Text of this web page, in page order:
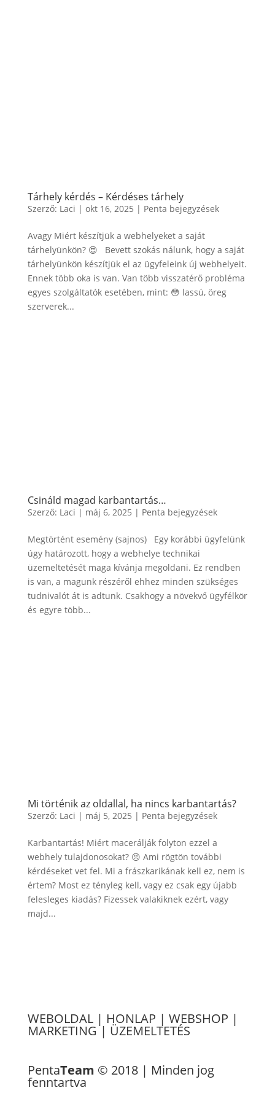
Tárhely kérdés – Kérdéses tárhely
Szerző: Laci | okt 16, 2025 | Penta bejegyzések
Avagy Miért készítjük a webhelyeket a saját
tárhelyünkön? 😍 Bevett szokás nálunk, hogy a saját
tárhelyünkön készítjük el az ügyfeleink új webhelyeit.
Ennek több oka is van. Van több visszatérő probléma
egyes szolgáltatók esetében, mint: 😳 lassú, öreg
szerverek...
Csináld magad karbantartás…
Szerző: Laci | máj 6, 2025 | Penta bejegyzések
Megtörtént esemény (sajnos) Egy korábbi ügyfelünk
úgy határozott, hogy a webhelye technikai
üzemeltetését maga kívánja megoldani. Ez rendben
is van, a magunk részéről ehhez minden szükséges
tudnivalót át is adtunk. Csakhogy a növekvő ügyfélkör
és egyre több...
Mi történik az oldallal, ha nincs karbantartás?
Szerző: Laci | máj 5, 2025 | Penta bejegyzések
Karbantartás! Miért macerálják folyton ezzel a
webhely tulajdonosokat? 😣 Ami rögtön további
kérdéseket vet fel. Mi a frászkarikának kell ez, nem is
értem? Most ez tényleg kell, vagy ez csak egy újabb
felesleges kiadás? Fizessek valakiknek ezért, vagy
majd...
WEBOLDAL | HONLAP | WEBSHOP |
MARKETING| ÜZEMELTETÉS
PentaTeam © 2018 | Minden jog
fenntartva